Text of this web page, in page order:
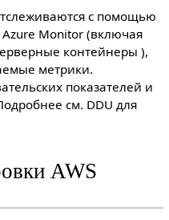
с помощью
Azure Monitor (включая
контейнеры ),
метрики.
показателей и
см. DDU для
AWS